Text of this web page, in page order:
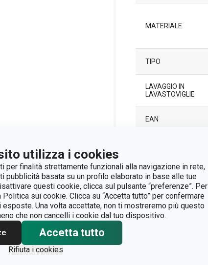
utilizza i cookies
finalità strettamente funzionali alla navigazione in rete,
pubblicità basata su un profilo elaborato in base alle tue
questi cookie, clicca sul pulsante “preferenze”. Per
sui cookie. Clicca su “Accetta tutto” per confermare
Una volta accettate, non ti mostreremo più questo
che non cancelli i cookie dal tuo dispositivo.
Accetta tutto
Rifiuta i cookies
MATERIALE
TIPO
LAVAGGIO IN
LAVASTOVIGLIE
EAN
Pacchetto